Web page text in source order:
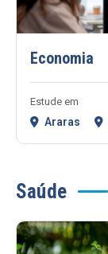
Economia
Estude em
Araras
Saúde